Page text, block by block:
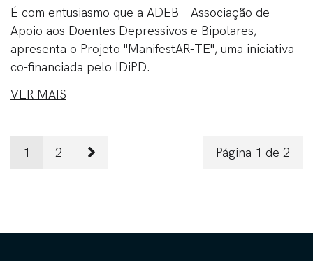
É com entusiasmo que a ADEB – Associação de
Apoio aos Doentes Depressivos e Bipolares,
apresenta o Projeto "ManifestAR-TE", uma iniciativa
co-financiada pelo IDiPD.
VER MAIS
1 2 Página 1 de 2